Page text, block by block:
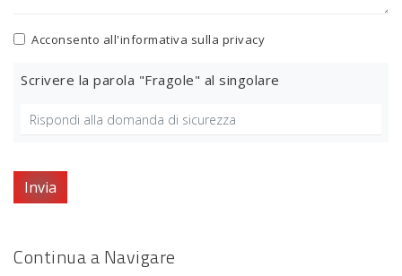
Acconsento all'informativa sulla privacy
Scrivere la parola "Fragole" al singolare
Invia
Continua a Navigare